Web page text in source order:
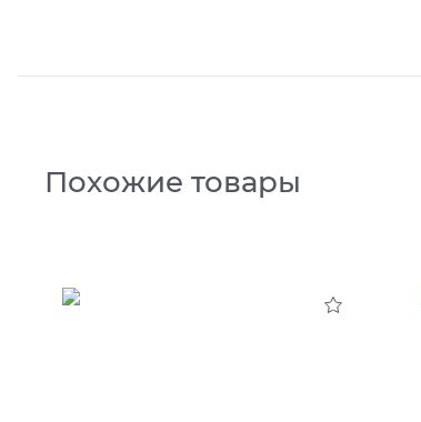
Похожие товары